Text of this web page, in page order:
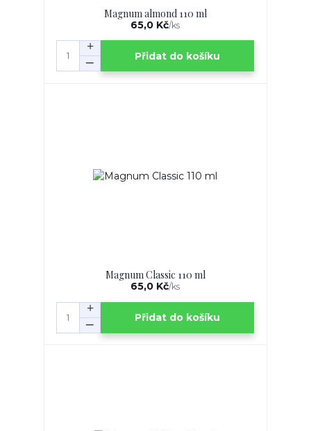
Magnum almond 110 ml
65,0 Kč/ks
Přidat do košíku
Magnum Classic 110 ml
65,0 Kč/ks
Přidat do košíku